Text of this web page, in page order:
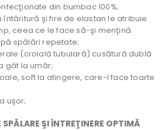
din bumbac 100%;
întăritură şi fire de elastan le atribuie
ceea ce le face să-şi menţină
spălări repetate;
(croială tubulară) cusătură dublă
gât la umăr;
soft la atingere, care-l face foarte
uşor;
ŞI ÎNTREŢINERE OPTIMĂ